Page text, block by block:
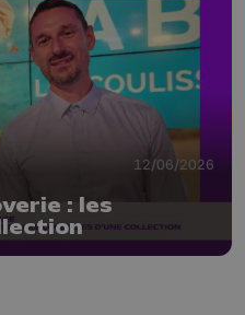
12/06/2026
: les